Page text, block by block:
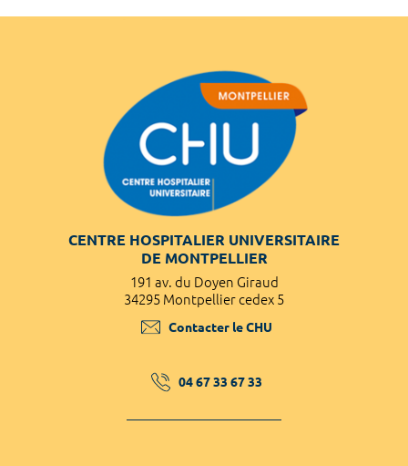
CENTRE HOSPITALIER UNIVERSITAIRE
DE MONTPELLIER
191 av. du Doyen Giraud
34295 Montpellier cedex 5
Contacter le CHU
04 67 33 67 33